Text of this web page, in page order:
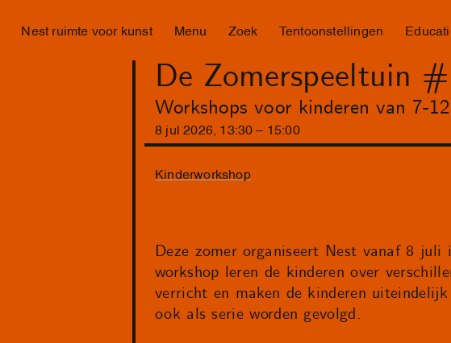
Nest ruimte voor kunst Menu Zoek Tentoonstellingen
De Zomerspeeltuin
Workshops voor kinderen van 7-
8 jul 2026 13 : 30 15 :00
Kinderworkshop
Deze zomer organiseert Nest vanaf 8
workshop leren de kinderen over
verricht en maken de kinderen
ook als serie worden gevolgd.